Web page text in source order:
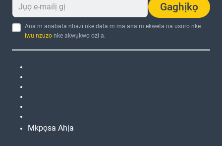
Gaghịkọ
Ana m anabata nhazi nke data m ma ana m ekweta na usoro nke
iwu nzuzo nke akwụkwọ ozi a.
Mkpọsa Ahịa